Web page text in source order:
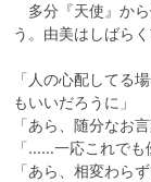
多分『天使』から
う。由美はしばら
「人の心配してる
もいいだろうに」
「あら、随分なお
「……一応これでも
「あら、相変わら